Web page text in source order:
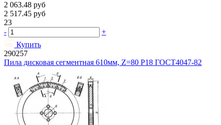
2 063.48 руб
2 517.45 руб
23
-
+
Купить
290257
Пила дисковая сегментная 610мм, Z=80 Р18 ГОСТ4047-82